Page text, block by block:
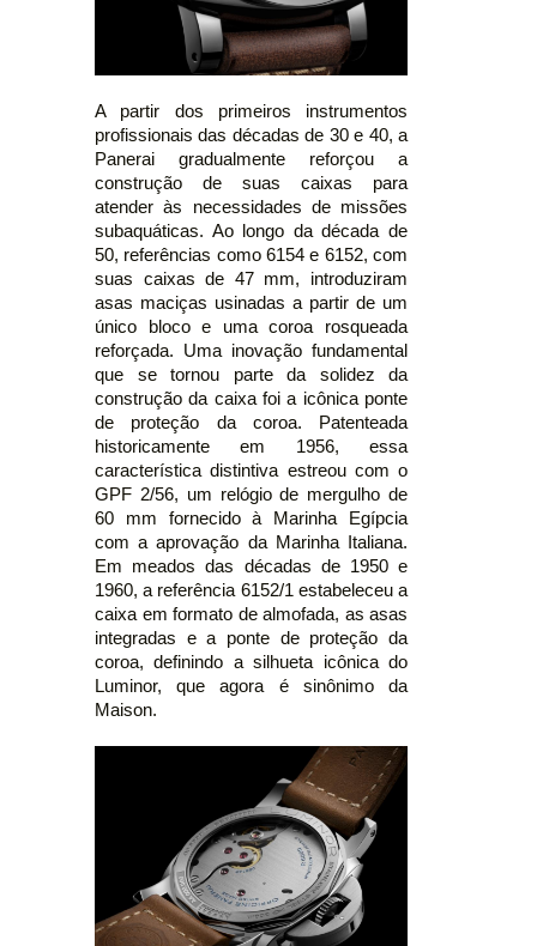
A partir dos primeiros instrumentos
profissionais das décadas de 30 e 40, a
Panerai gradualmente reforçou a
construção de suas caixas para
atender às necessidades de missões
subaquáticas. Ao longo da década de
50, referências como 6154 e 6152, com
suas caixas de 47 mm, introduziram
asas maciças usinadas a partir de um
único bloco e uma coroa rosqueada
reforçada. Uma inovação fundamental
que se tornou parte da solidez da
construção da caixa foi a icônica ponte
de proteção da coroa. Patenteada
historicamente em 1956, essa
característica distintiva estreou com o
GPF 2/56, um relógio de mergulho de
60 mm fornecido à Marinha Egípcia
com a aprovação da Marinha Italiana.
Em meados das décadas de 1950 e
1960, a referência 6152/1 estabeleceu a
caixa em formato de almofada, as asas
integradas e a ponte de proteção da
coroa, definindo a silhueta icônica do
Luminor, que agora é sinônimo da
Maison.